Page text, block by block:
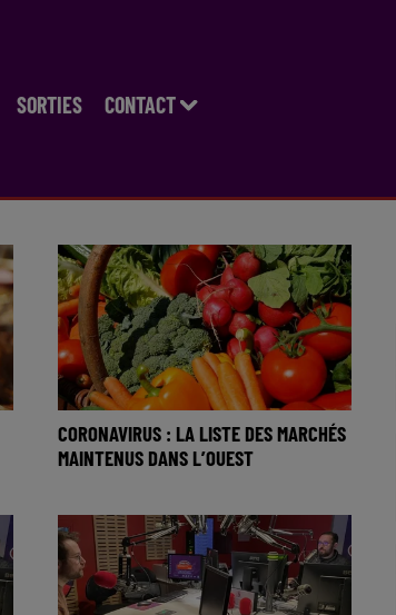
SORTIES CONTACT
CORONAVIRUS : LA LISTE DES MARCHÉS
MAINTENUS DANS L’OUEST